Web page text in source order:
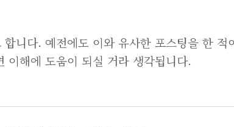
니다. 예전에도 이와 유사한 포스팅을 한 적
이해에 도움이 되실 거라 생각됩니다.